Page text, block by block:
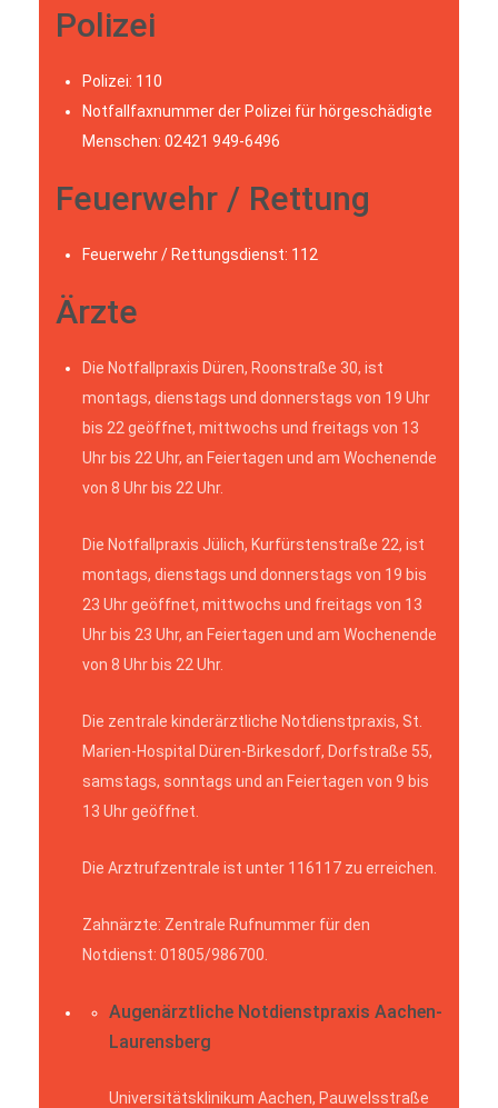
Polizei
Polizei: 110
Notfallfaxnummer der Polizei für hörgeschädigte
Menschen: 02421 949-6496
Feuerwehr / Rettung
Feuerwehr / Rettungsdienst: 112
Ärzte
Die Notfallpraxis Düren, Roonstraße 30, ist
montags, dienstags und donnerstags von 19 Uhr
bis 22 geöffnet, mittwochs und freitags von 13
Uhr bis 22 Uhr, an Feiertagen und am Wochenende
von 8 Uhr bis 22 Uhr.
Die Notfallpraxis Jülich, Kurfürstenstraße 22, ist
montags, dienstags und donnerstags von 19 bis
23 Uhr geöffnet, mittwochs und freitags von 13
Uhr bis 23 Uhr, an Feiertagen und am Wochenende
von 8 Uhr bis 22 Uhr.
Die zentrale kinderärztliche Notdienstpraxis, St.
Marien-Hospital Düren-Birkesdorf, Dorfstraße 55,
samstags, sonntags und an Feiertagen von 9 bis
13 Uhr geöffnet.
Die Arztrufzentrale ist unter 116117 zu erreichen.
Zahnärzte: Zentrale Rufnummer für den
Notdienst: 01805/986700.
Augenärztliche Notdienstpraxis Aachen-
Laurensberg
Universitätsklinikum Aachen, Pauwelsstraße